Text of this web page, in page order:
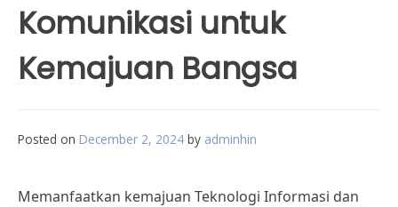
Komunikasi untuk
Kemajuan Bangsa
Posted on December 2, 2024 by adminhin
Memanfaatkan kemajuan Teknologi Informasi dan